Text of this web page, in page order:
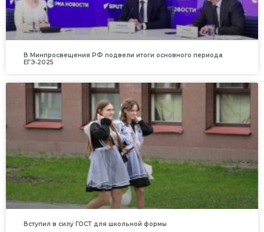
В Минпросвещения РФ подвели итоги основного периода
ЕГЭ‑2025
Вступил в силу ГОСТ для школьной формы